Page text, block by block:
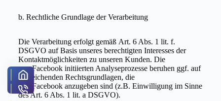
b. Rechtliche Grundlage der Verarbeitung
Die Verarbeitung erfolgt gemäß Art. 6 Abs. 1 lit. f.
DSGVO auf Basis unseres berechtigten Interesses der
Kontaktmöglichkeiten zu unseren Kunden. Die
von Facebook initiierten Analyseprozesse beruhen ggf. auf
abweichenden Rechtsgrundlagen, die
von Facebook anzugeben sind (z.B. Einwilligung im Sinne
des Art. 6 Abs. 1 lit. a DSGVO).